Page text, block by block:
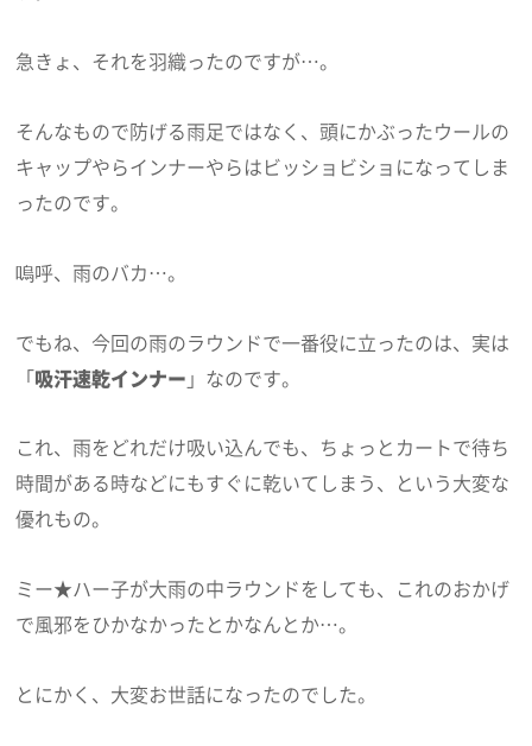
急きょ、それを羽織ったのですが…。
そんなもので防げる雨足ではなく、頭にかぶったウールの
キャップやらインナーやらはビッショビショになってしま
ったのです。
嗚呼、雨のバカ…。
でもね、今回の雨のラウンドで一番役に立ったのは、実は
「吸汗速乾インナー 」なのです。
これ、雨をどれだけ吸い込んでも、ちょっとカートで待ち
時間がある時などにもすぐに乾いてしまう、という大変な
優れもの。
ミー★ハー子が大雨の中ラウンドをしても、これのおかげ
で風邪をひかなかったとかなんとか…。
とにかく、大変お世話になったのでした。